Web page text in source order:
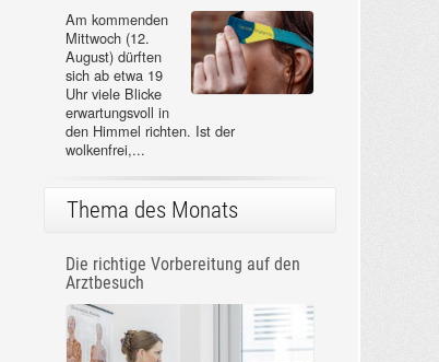
Am kommenden
Mittwoch (12.
August) dürften
sich ab etwa 19
Uhr viele Blicke
erwartungsvoll in
den Himmel richten. Ist der
wolkenfrei,...
Thema des Monats
Die richtige Vorbereitung auf den
Arztbesuch